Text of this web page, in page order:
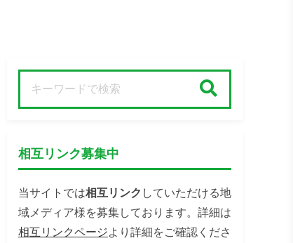
相互リンク募集中
当サイトでは相互リンク していただける地
域メディア様を募集しております。詳細は
相互リンクページより詳細をご確認くださ